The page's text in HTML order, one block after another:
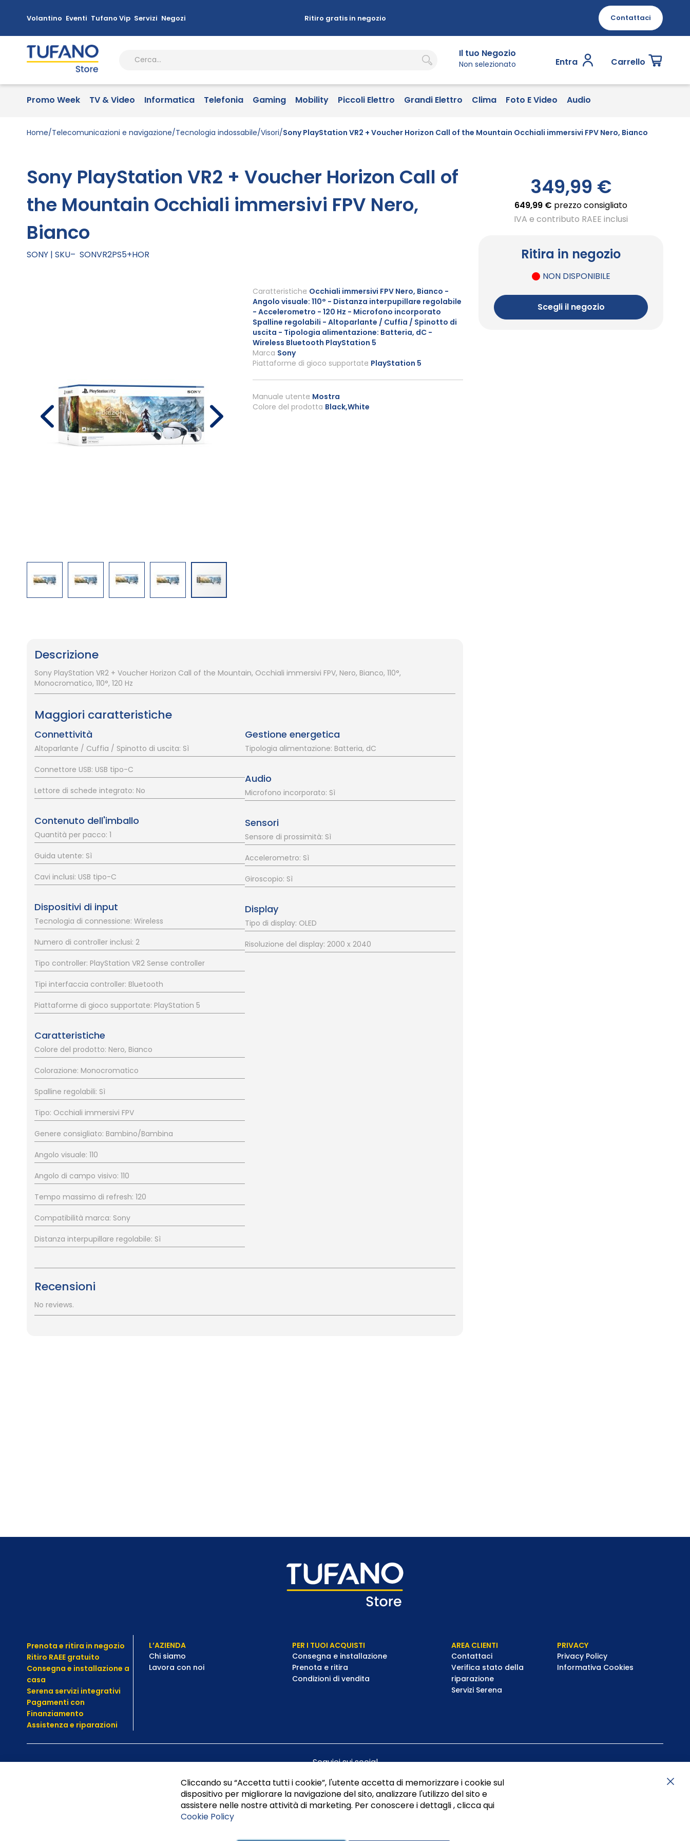
Volantino Eventi Tufano Vip Servizi Negozi Ritiro gratis in negozio Contattaci
Il tuo Negozio
Non selezionato Entra Carrello
Promo Week TV & Video Informatica Telefonia Gaming Mobility Piccoli Elettro Grandi Elettro Clima Foto E Video Audio
Home Telecomunicazioni e navigazione Tecnologia indossabile Visori Sony PlayStation VR2 + Voucher Horizon Call of the Mountain Occhiali immersivi FPV Nero, Bianco
Sony PlayStation VR2 + Voucher Horizon Call of
the Mountain Occhiali immersivi FPV Nero,
Bianco
SONY SKU SONVR2PS5+HOR
349,99 €
649,99 € prezzo consigliato
IVA e contributo RAEE inclusi
Ritira in negozio
NON DISPONIBILE
Scegli il negozio
Marca Sony
Manuale utente Mostra
Caratteristiche Occhiali immersivi FPV Nero, Bianco -
Angolo visuale: 110° - Distanza interpupillare regolabile
- Accelerometro - 120 Hz - Microfono incorporato
Spalline regolabili - Altoparlante / Cuffia / Spinotto di
uscita - Tipologia alimentazione: Batteria, dC -
Wireless Bluetooth PlayStation 5
Piattaforme di gioco supportate PlayStation 5
Colore del prodotto Black,White
Descrizione
Sony PlayStation VR2 + Voucher Horizon Call of the Mountain, Occhiali immersivi FPV, Nero, Bianco, 110°,
Monocromatico, 110°, 120 Hz
Maggiori caratteristiche
Connettività
Altoparlante / Cuffia / Spinotto di uscita: Sì
Connettore USB: USB tipo-C
Lettore di schede integrato: No
Contenuto dell'imballo
Quantità per pacco: 1
Guida utente: Sì
Cavi inclusi: USB tipo-C
Dispositivi di input
Tecnologia di connessione: Wireless
Numero di controller inclusi: 2
Tipo controller: PlayStation VR2 Sense controller
Tipi interfaccia controller: Bluetooth
Piattaforme di gioco supportate: PlayStation 5
Caratteristiche
Colore del prodotto: Nero, Bianco
Colorazione: Monocromatico
Spalline regolabili: Sì
Tipo: Occhiali immersivi FPV
Genere consigliato: Bambino/Bambina
Angolo visuale: 110
Angolo di campo visivo: 110
Tempo massimo di refresh: 120
Compatibilità marca: Sony
Distanza interpupillare regolabile: Sì
Gestione energetica
Tipologia alimentazione: Batteria, dC
Audio
Microfono incorporato: Sì
Sensori
Sensore di prossimità: Sì
Accelerometro: Sì
Giroscopio: Sì
Display
Tipo di display: OLED
Risoluzione del display: 2000 x 2040
Recensioni
No reviews.
Prenota e ritira in negozio
Ritiro RAEE gratuito
Consegna e installazione a
casa
Serena servizi integrativi
Pagamenti con
Finanziamento
Assistenza e riparazioni
L’AZIENDA
Chi siamo
Lavora con noi
PER I TUOI ACQUISTI
Consegna e installazione
Prenota e ritira
Condizioni di vendita
AREA CLIENTI
Contattaci
Verifica stato della
riparazione
Servizi Serena
PRIVACY
Privacy Policy
Informativa Cookies
Seguici sui social
Cliccando su “Accetta tutti i cookie”, l'utente accetta di memorizzare i cookie sul
dispositivo per migliorare la navigazione del sito, analizzare l'utilizzo del sito e
assistere nelle nostre attività di marketing. Per conoscere i dettagli , clicca qui
Cookie Policy